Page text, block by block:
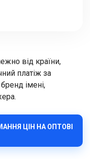
від країни,
платіж за
імені,
ЦІН НА ОПТОВІ